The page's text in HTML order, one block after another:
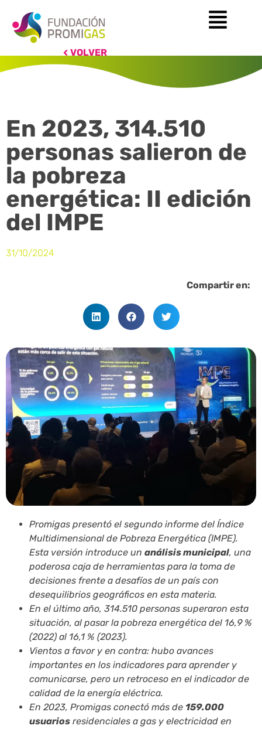
VOLVER
En 2023, 314.510
personas salieron de
la pobreza
energética: II edición
del IMPE
31/10/2024
Compartir en:
Promigas presentó el segundo informe del Índice
Multidimensional de Pobreza Energética (IMPE).
Esta versión introduce un análisis municipal, una
poderosa caja de herramientas para la toma de
decisiones frente a desafíos de un país con
desequilibrios geográficos en esta materia.
En el último año, 314.510 personas superaron esta
situación, al pasar la pobreza energética del 16,9 %
(2022) al 16,1 % (2023).
Vientos a favor y en contra: hubo avances
importantes en los indicadores para aprender y
comunicarse, pero un retroceso en el indicador de
calidad de la energía eléctrica.
En 2023, Promigas conectó más de 159.000
usuarios residenciales a gas y electricidad en